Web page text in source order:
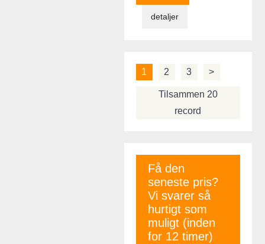
detaljer
1 2 3 >
Tilsammen 20
record
Få den
seneste pris?
Vi svarer så
hurtigt som
muligt (inden
for 12 timer)